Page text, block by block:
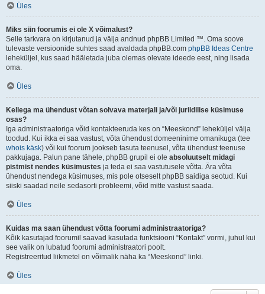
Üles
Miks siin foorumis ei ole X võimalust?
Selle tarkvara on kirjutanud ja välja andnud phpBB Limited ™. Oma soove
tulevaste versioonide suhtes saad avaldada phpBB.com phpBB Ideas Centre
leheküljel, kus saad hääletada juba olemas olevate ideede eest, ning lisada
oma.
Üles
Kellega ma ühendust võtan solvava materjali ja/või juriidilise küsimuse
osas?
Iga administraatoriga võid kontakteeruda kes on “Meeskond” leheküljel välja
toodud. Kui ikka ei saa vastust, võta ühendust domeeninime omanikuga (tee
whois käsk) või kui foorum jookseb tasuta teenusel, võta ühendust teenuse
pakkujaga. Palun pane tähele, phpBB grupil ei ole absoluutselt midagi
pistmist nendes küsimustes ja teda ei saa vastutusele võtta. Ära võta
ühendust nendega küsimuses, mis pole otseselt phpBB saidiga seotud. Kui
siiski saadad neile sedasorti probleemi, võid mitte vastust saada.
Üles
Kuidas ma saan ühendust võtta foorumi administraatoriga?
Kõik kasutajad foorumil saavad kasutada funktsiooni “Kontakt” vormi, juhul kui
see valik on lubatud foorumi administraatori poolt.
Registreeritud liikmetel on võimalik näha ka “Meeskond” linki.
Üles